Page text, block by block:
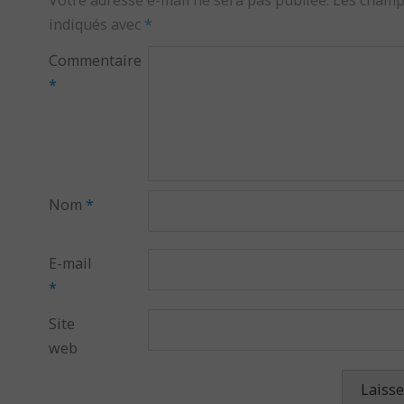
indiqués avec *
Commentaire
*
Nom *
E-mail
*
Site
web